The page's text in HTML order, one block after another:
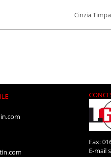
Cinzia
Fax:
E-mail